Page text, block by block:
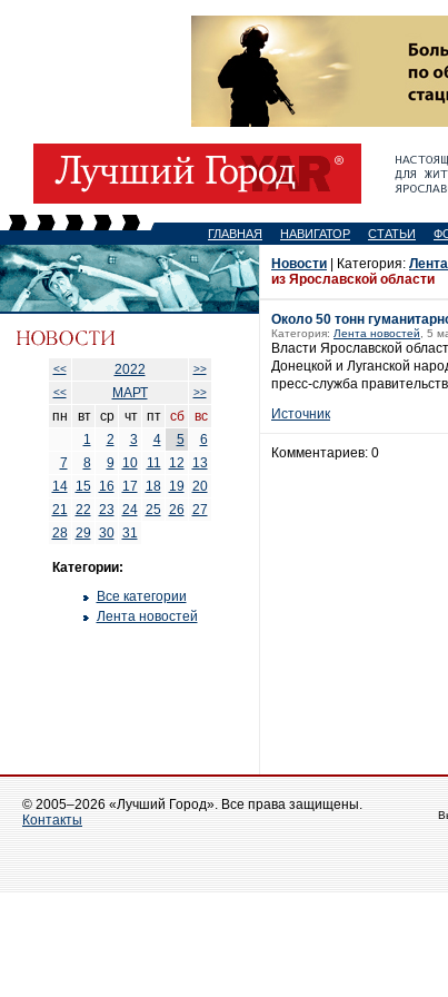
ГЛАВНАЯ НАВИГАТОР СТАТЬИ
<< 2022
>>
<<
МАРТ >>
пн вт ср чт пт сб
вс
1
2 3 4 5
6
7
8 9 10 11 12
13
14
15 16 17 18 19 20
21 22 23 24 25 26 27
28 29 30 31
Категории:
Все категории
Лента новостей
Новости | Категория:
из Ярославской области
Около 50 тонн
Категория: Лента новостей , 5
Власти Ярославской
Донецкой и Луганской
пресс-служба
Источник
Комментариев: 0
© 2005–2026 «Лучший Город». Все права защищены.
Контакты